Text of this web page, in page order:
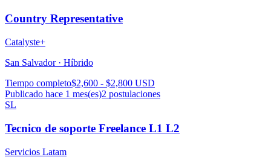
Country Representative
Catalyste+
San Salvador · Híbrido
Tiempo completo$2,600 - $2,800 USD
Publicado hace 1 mes(es)2 postulaciones
SL
Tecnico de soporte Freelance L1 L2
Servicios Latam